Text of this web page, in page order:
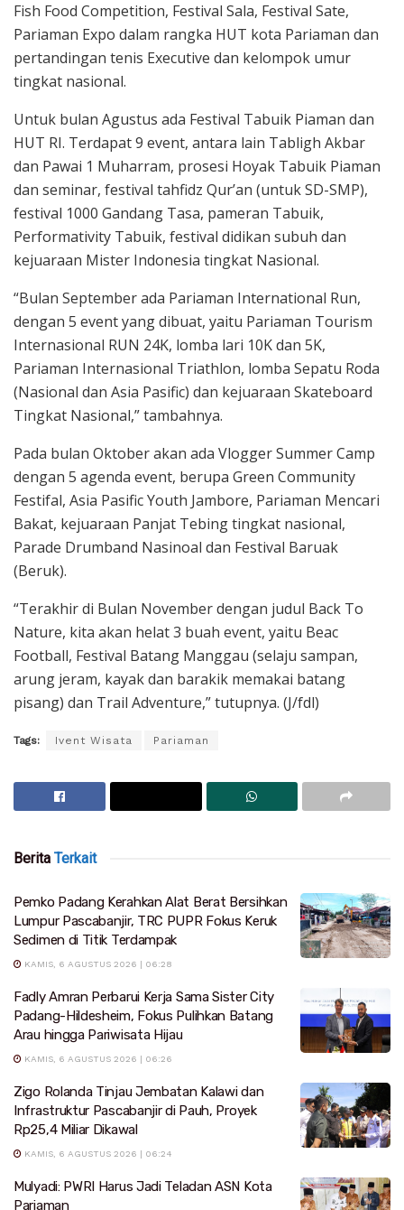
Fish Food Competition, Festival Sala, Festival Sate,
Pariaman Expo dalam rangka HUT kota Pariaman dan
pertandingan tenis Executive dan kelompok umur
tingkat nasional.
Untuk bulan Agustus ada Festival Tabuik Piaman dan
HUT RI. Terdapat 9 event, antara lain Tabligh Akbar
dan Pawai 1 Muharram, prosesi Hoyak Tabuik Piaman
dan seminar, festival tahfidz Qur’an (untuk SD-SMP),
festival 1000 Gandang Tasa, pameran Tabuik,
Performativity Tabuik, festival didikan subuh dan
kejuaraan Mister Indonesia tingkat Nasional.
“Bulan September ada Pariaman International Run,
dengan 5 event yang dibuat, yaitu Pariaman Tourism
Internasional RUN 24K, lomba lari 10K dan 5K,
Pariaman Internasional Triathlon, lomba Sepatu Roda
(Nasional dan Asia Pasific) dan kejuaraan Skateboard
Tingkat Nasional,” tambahnya.
Pada bulan Oktober akan ada Vlogger Summer Camp
dengan 5 agenda event, berupa Green Community
Festifal, Asia Pasific Youth Jambore, Pariaman Mencari
Bakat, kejuaraan Panjat Tebing tingkat nasional,
Parade Drumband Nasinoal dan Festival Baruak
(Beruk).
“Terakhir di Bulan November dengan judul Back To
Nature, kita akan helat 3 buah event, yaitu Beac
Football, Festival Batang Manggau (selaju sampan,
arung jeram, kayak dan barakik memakai batang
pisang) dan Trail Adventure,” tutupnya. (J/fdl)
Tags: Ivent Wisata Pariaman
Berita Terkait
Pemko Padang Kerahkan Alat Berat Bersihkan
Lumpur Pascabanjir, TRC PUPR Fokus Keruk
Sedimen di Titik Terdampak
KAMIS, 6 AGUSTUS 2026 | 06:28
Fadly Amran Perbarui Kerja Sama Sister City
Padang-Hildesheim, Fokus Pulihkan Batang
Arau hingga Pariwisata Hijau
KAMIS, 6 AGUSTUS 2026 | 06:26
Zigo Rolanda Tinjau Jembatan Kalawi dan
Infrastruktur Pascabanjir di Pauh, Proyek
Rp25,4 Miliar Dikawal
KAMIS, 6 AGUSTUS 2026 | 06:24
Mulyadi: PWRI Harus Jadi Teladan ASN Kota
Pariaman